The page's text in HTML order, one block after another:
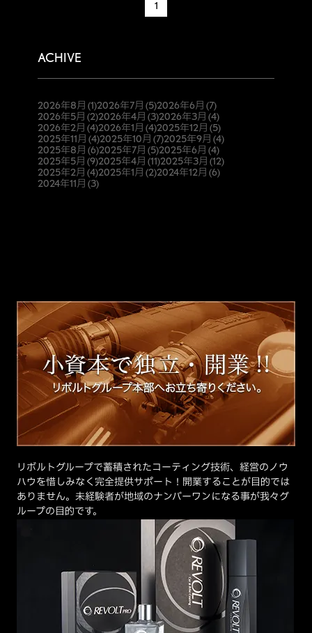
1
ACHIVE
2026年8月 (1)2026年7月 (5)2026年6月 (7)
2026年5月 (2)2026年4月 (3)2026年3月 (4)
2026年2月 (4)2026年1月 (4)2025年12月 (5)
2025年11月 (4)2025年10月 (7)2025年9月 (4)
2025年8月 (6)2025年7月 (5)2025年6月 (4)
2025年5月 (9)2025年4月 (11)2025年3月 (12)
2025年2月 (4)2025年1月 (2)2024年12月 (6)
2024年11月 (3)
リボルトグループで蓄積されたコーティング技術、経営のノウ
ハウを惜しみなく完全提供サポート！開業することが目的では
ありません。未経験者が地域のナンバーワンになる事が我々グ
ループの目的です。